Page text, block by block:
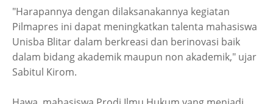
"Harapannya dengan dilaksanakannya kegiatan
Pilmapres ini dapat meningkatkan talenta mahasiswa
Unisba Blitar dalam berkreasi dan berinovasi baik
dalam bidang akademik maupun non akademik," ujar
Sabitul Kirom.